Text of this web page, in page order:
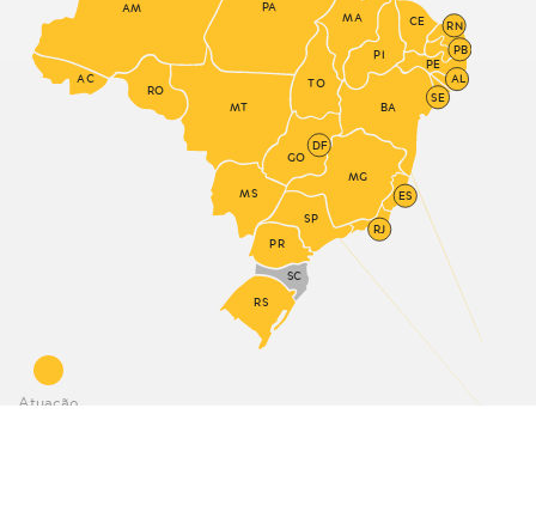
BA
SE
PE
AL
AM PA
MT
RO
AC
RJ
RS
SC
PR
SP
MS
GO
MG
ES
PI
CE
TO
MA
RN
PB
DF
Atuação